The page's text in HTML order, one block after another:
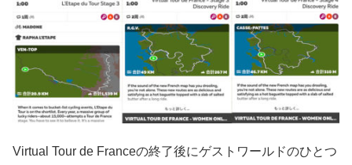
Virtual Tour de Franceの終了後にゲストワールドのひとつ